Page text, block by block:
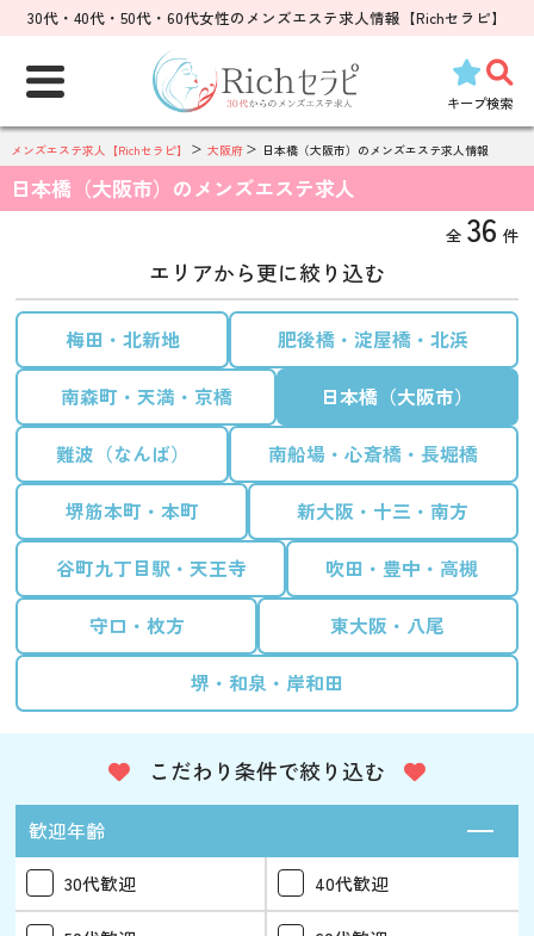
30代・40代・50代・60代女性のメンズエステ求人情報【Richセラピ】
キープ検索
索:
メンズエステ求人【Richセラピ】 大阪府 日本橋（大阪市）のメンズエステ求人情報
日本橋（大阪市）のメンズエステ求人
全 36 件
エリアから更に絞り込む
梅田・北新地 肥後橋・淀屋橋・北浜
南森町・天満・京橋 日本橋（大阪市）
難波（なんば） 南船場・心斎橋・長堀橋
堺筋本町・本町 新大阪・十三・南方
谷町九丁目駅・天王寺 吹田・豊中・高槻
守口・枚方 東大阪・八尾
堺・和泉・岸和田
こだわり条件で絞り込む
歓迎年齢
30代歓迎 40代歓迎